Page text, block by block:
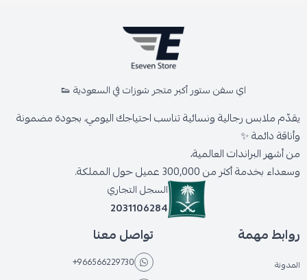
اي سفن ستور أكبر متجر شوزات في السعودية 👟
يقدّم ملابس رجالية ونسائية تناسب احتياجك اليومي، بجودة مضمونة
وأناقة دائمة ✨
من أشهر البراندات العالمية،
وسعداء بخدمة أكثر من 300,000 عميل حول المملكة.
السجل التجاري
2031106284
روابط مهمة
المدونة
تواصل معنا
+966566229730